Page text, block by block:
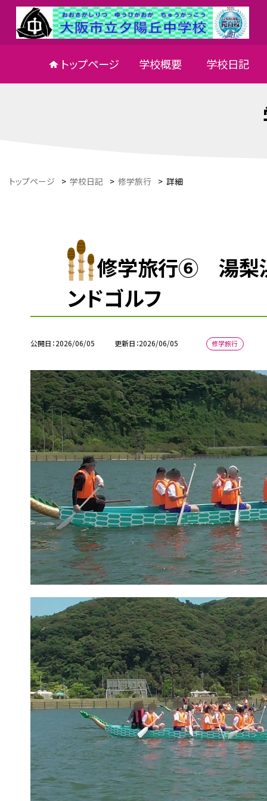
トップページ 学校概要 学校日記
トップページ > 学校日記 > 修学旅行 > 詳細
修学旅行⑥ 湯梨浜
ンドゴルフ
公開日 2026/06/05 更新日 2026/06/05 修学旅行